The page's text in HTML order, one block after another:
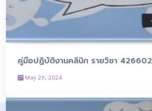
คู่มือปฏิบัติงานคลินิก รายวิชา 426602
May 29, 2024